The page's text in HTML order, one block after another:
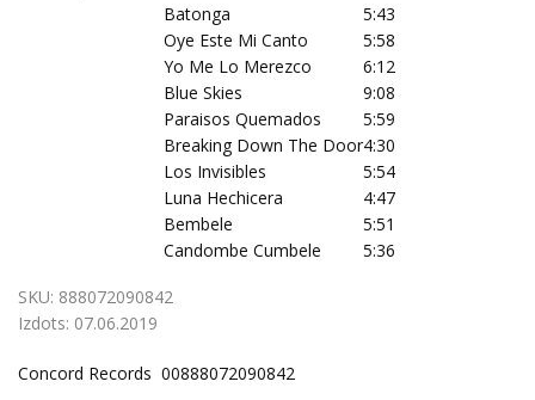
Batonga
5:43
Oye Este Mi Canto
5:58
Yo Me Lo Merezco
6:12
Blue Skies
9:08
Paraisos Quemados
5:59
Breaking Down The Door4:30
Los Invisibles
5:54
Luna Hechicera
4:47
Bembele
5:51
Candombe Cumbele
5:36
SKU: 888072090842
Izdots: 07.06.2019
Concord Records 00888072090842